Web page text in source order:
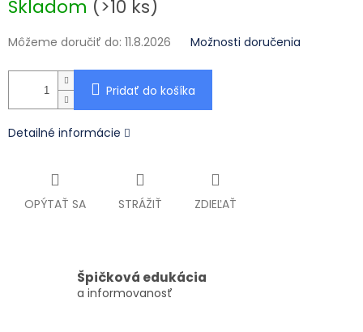
Skladom (>10 ks)
Môžeme doručiť do: 11.8.2026 Možnosti doručenia
Pridať do košíka
Detailné informácie
OPÝTAŤ SA STRÁŽIŤ ZDIEĽAŤ
Špičková edukácia
a informovanosť